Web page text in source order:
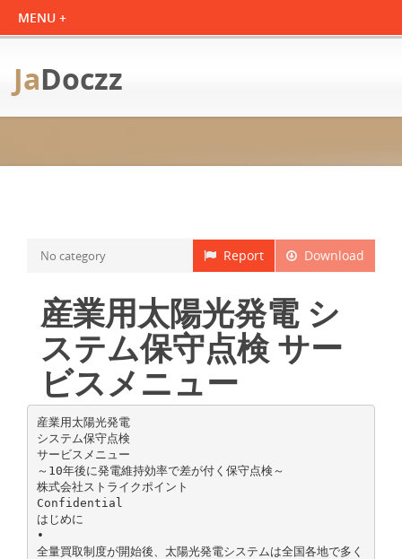
JaDoczz
Download
Report
No category
産業用太陽光発電 シ
ステム保守点検 サー
ビスメニュー
産業用太陽光発電
システム保守点検
サービスメニュー
～10年後に発電維持効率で差が付く保守点検～
株式会社ストライクポイント
Confidential
はじめに
•
全量買取制度が開始後、太陽光発電システムは全国各地で多く